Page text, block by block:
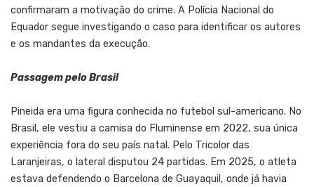
confirmaram a motivação do crime. A Polícia Nacional do
Equador segue investigando o caso para identificar os autores
e os mandantes da execução.
Passagem pelo Brasil
Pineida era uma figura conhecida no futebol sul-americano. No
Brasil, ele vestiu a camisa do Fluminense em 2022, sua única
experiência fora do seu país natal. Pelo Tricolor das
Laranjeiras, o lateral disputou 24 partidas. Em 2025, o atleta
estava defendendo o Barcelona de Guayaquil, onde já havia